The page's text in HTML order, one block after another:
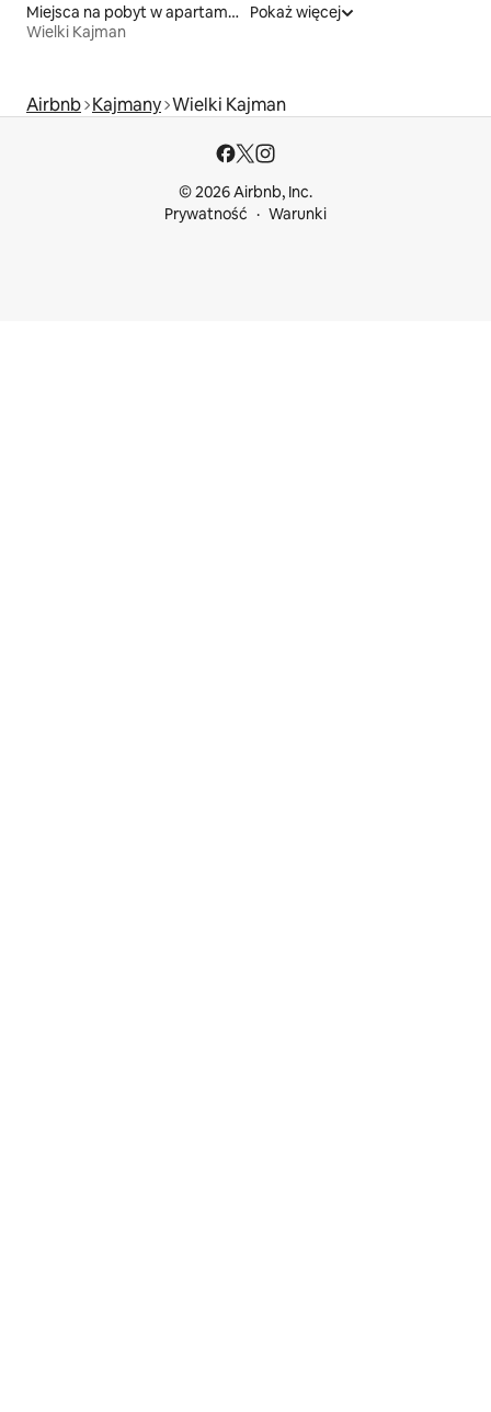
Miejsca na pobyt w apartamentach z obsługą
Wielki Kajman
Pokaż więcej
Airbnb Kajmany Wielki Kajman
© 2026 Airbnb, Inc.
Prywatność
Warunki